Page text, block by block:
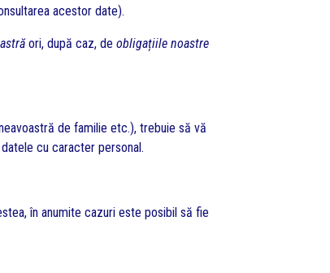
acestor date).
ori, după caz, de obligațiile noastre
de familie etc.), trebuie să vă
cu caracter personal.
în anumite cazuri este posibil să fie